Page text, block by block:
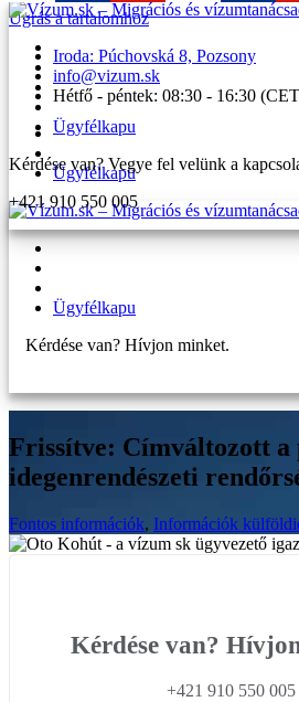
Ugrás a tartalomhoz
Iroda: Púchovská 8, Pozsony
info@vizum.sk
Hétfő - péntek: 08:30 - 16:30
Ügyfélkapu
Ügyfélkapu
Kérdése van? Hívjon minket.
Ügyfélkapu
Kérdése van? Vegye fel velünk a
+421 910 550 005
Frissítve: Címváltozott a
idegenrendészeti
Fontos információk, Információk
Kérdése van?
+421 910 550 005